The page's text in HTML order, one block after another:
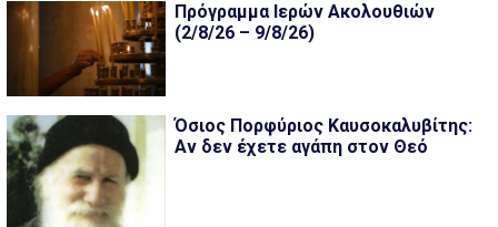
Πρόγραμμα Ιερών Ακολουθιών
(2/8/26 – 9/8/26)
Όσιος Πορφύριος Καυσοκαλυβίτης:
Αν δεν έχετε αγάπη στον Θεό